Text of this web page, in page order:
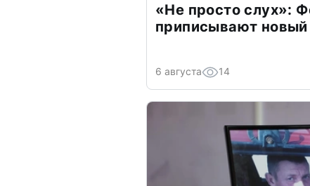
«Не просто слух»:
приписывают
6 августа 14